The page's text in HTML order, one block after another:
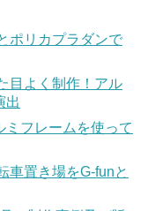
ポリカプラダンで
目よく制作！アル
出
フレームを使って
車置き場をG-funと